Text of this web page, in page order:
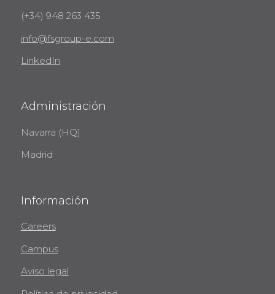
(+34) 948 263 435
info@fsgroup-e.com
LinkedIn
Administración
Navarra (HQ)
Madrid
Información
Careers
Campus
Aviso legal